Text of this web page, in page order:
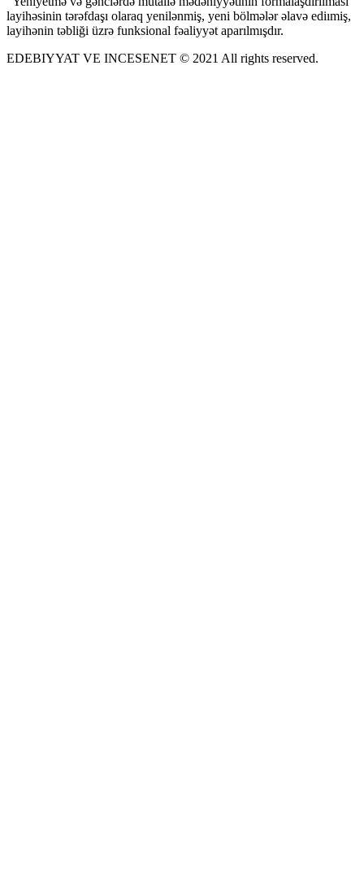
layihəsinin tərəfdaşı olaraq yenilənmiş, yeni bölmələr əlavə ediımiş,
layihənin təbliği üzrə funksional fəaliyyət aparılmışdır.
EDEBIYYAT VE INCESENET © 2021 All rights reserved.